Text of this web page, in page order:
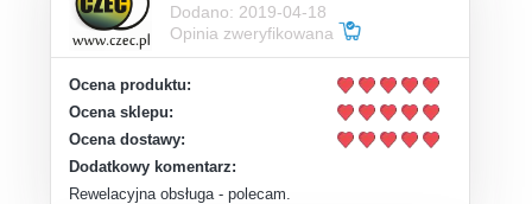
Dodano: 2019-04-18
Opinia zweryfikowana
Ocena produktu:
Ocena sklepu:
Ocena dostawy:
Dodatkowy komentarz:
Rewelacyjna obsługa - polecam.